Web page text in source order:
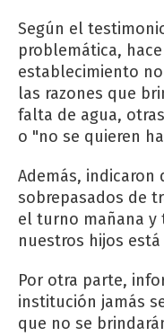
Según el
problemática,
establecimiento
las razones que
falta de agua,
o "no se quieren
Además, indicaron
sobrepasados de
el turno mañana y
nuestros hijos
Por otra parte,
institución jamás
que no se